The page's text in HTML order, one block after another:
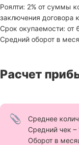
Роялти: 2% от суммы
заключения договора
Срок окупаемости: от
Средний оборот в
Расчет
Среднее
Средний чек
Оборот в